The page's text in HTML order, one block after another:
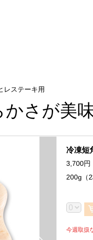
レステーキ用
さが美
冷凍短
3,700円
200g（2
今週取扱